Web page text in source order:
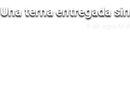
Una terna entregada